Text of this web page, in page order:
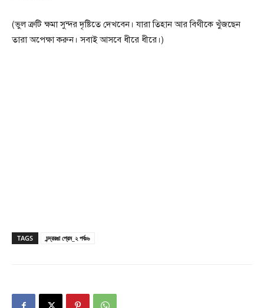
(ভুল ত্রুটি ক্ষমা সুন্দর দৃষ্টিতে দেখবেন। যারা তিহান আর বিথীকে খুঁজছেন
তারা অপেক্ষা করুন। সবাই আসবে ধীরে ধীরে।)
TAGS চন্দ্ররঙা প্রেম_২ পর্বঃ৬